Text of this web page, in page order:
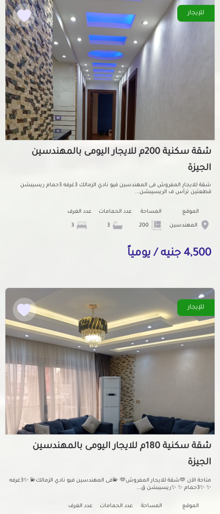
للإيجار
شقة سكنية 200م للايجار اليومى بالمهندسين
الجيزة
شقة للايجار المفروش فى المهندسين فيو نادي الزمالك 3غرفه 3حمام ريسيبشن
قطعتين ترأس ف الريسيبشن...
الموقع
المهندسين
المساحة عدد الحمامات عدد الغرف
4,500 جنيه / يومياً
للإيجار
شقة سكنية 180م للايجار اليومى بالمهندسين
الجيزة
متاحة الآن 🫶شقة للايجار المفروش🫶 💫فى المهندسين فيو نادي الزمالك💫 ✨3غرفه
✨ ✨3حمام ✨ ✨ريسيبشن ق...
الموقع المساحة عدد الحمامات عدد الغرف